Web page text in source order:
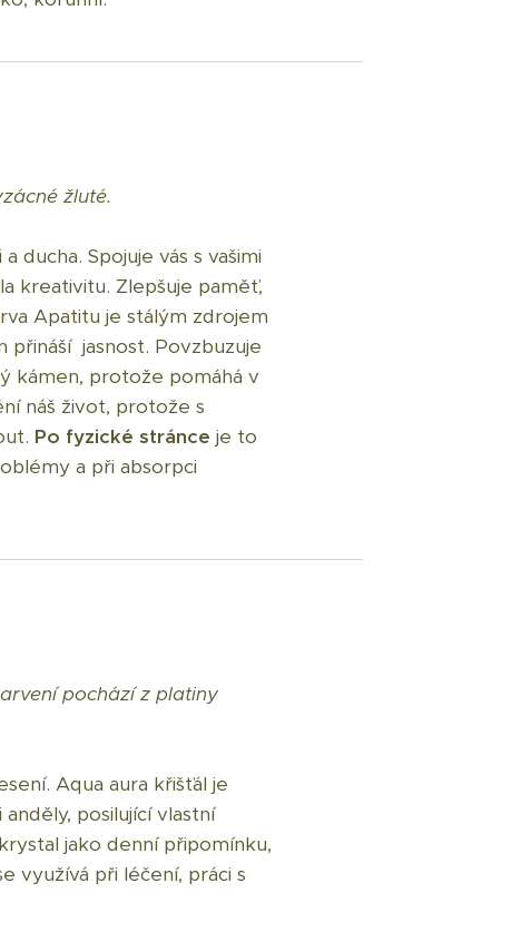
žluté.
ducha. Spojuje vás s vašimi
kreativitu. Zlepšuje paměť,
Apatitu je stálým zdrojem
přináší jasnost. Povzbuzuje
kámen, protože pomáhá v
náš život, protože s
Po fyzické stránce je to
a při absorpci
pochází z platiny
Aqua aura křišťál je
posilující vlastní
jako denní připomínku,
využívá při léčení, práci s